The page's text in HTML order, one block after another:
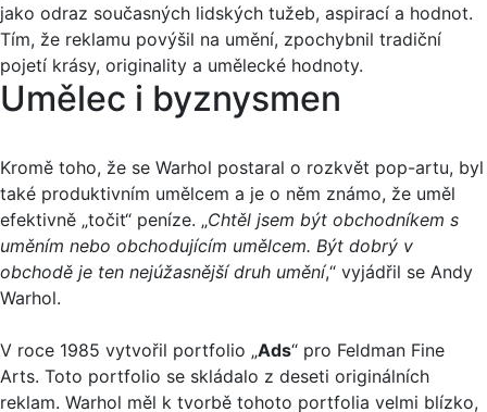
jako odraz současných lidských tužeb, aspirací a hodnot.
Tím, že reklamu povýšil na umění, zpochybnil tradiční
pojetí krásy, originality a umělecké hodnoty.
Umělec i byznysmen
Kromě toho, že se Warhol postaral o rozkvět pop-artu, byl
také produktivním umělcem a je o něm známo, že uměl
efektivně „točit“ peníze. „Chtěl jsem být obchodníkem s
uměním nebo obchodujícím umělcem. Být dobrý v
obchodě je ten nejúžasnější druh umění,“ vyjádřil se Andy
Warhol.
V roce 1985 vytvořil portfolio „Ads“ pro Feldman Fine
Arts. Toto portfolio se skládalo z deseti originálních
reklam. Warhol měl k tvorbě tohoto portfolia velmi blízko,